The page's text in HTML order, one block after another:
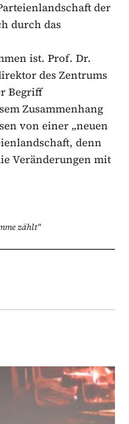
der
durch das
ist. Prof. Dr.
des Zentrums
Begriff
Zusammenhang
von einer „neuen
denn
Veränderungen mit
zählt"